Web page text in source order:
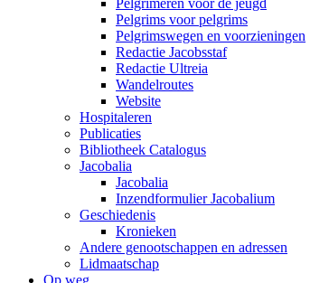
Pelgrimeren voor de jeugd
Pelgrims voor pelgrims
Pelgrimswegen en voorzieningen
Redactie Jacobsstaf
Redactie Ultreia
Wandelroutes
Website
Hospitaleren
Publicaties
Bibliotheek Catalogus
Jacobalia
Jacobalia
Inzendformulier Jacobalium
Geschiedenis
Kronieken
Andere genootschappen en adressen
Lidmaatschap
Op weg